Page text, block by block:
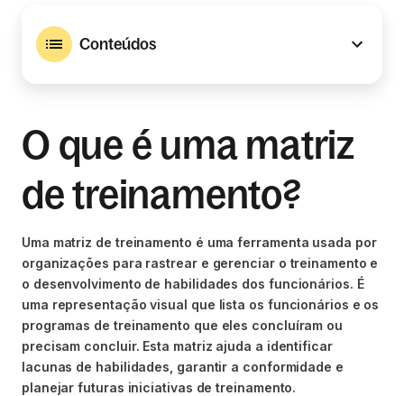
Conteúdos
O que é uma matriz
de treinamento?
Uma matriz de treinamento é uma ferramenta usada por
organizações para rastrear e gerenciar o treinamento e
o desenvolvimento de habilidades dos funcionários. É
uma representação visual que lista os funcionários e os
programas de treinamento que eles concluíram ou
precisam concluir. Esta matriz ajuda a identificar
lacunas de habilidades, garantir a conformidade e
planejar futuras iniciativas de treinamento.